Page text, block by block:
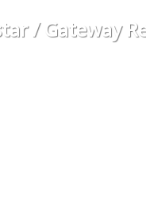
/ Gateway